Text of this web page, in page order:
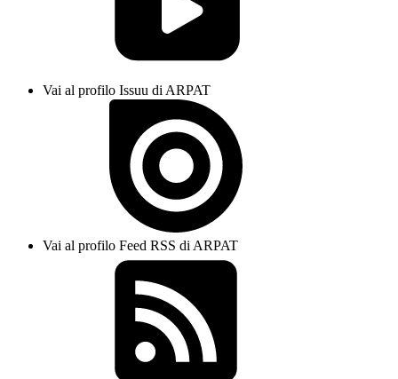
Vai al profilo Issuu di ARPAT
Vai al profilo Feed RSS di ARPAT